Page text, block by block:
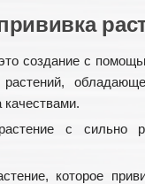
дизайн
постройки
создание с
растений,
с сильно
которое